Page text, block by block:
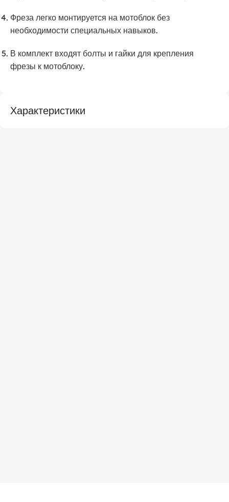
Фреза легко монтируется на мотоблок без
необходимости специальных навыков.
В комплект входят болты и гайки для крепления
фрезы к мотоблоку.
Характеристики